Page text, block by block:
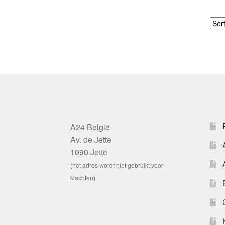
A24 België
Av. de Jette
1090 Jette
(het adres wordt niet gebruikt voor
klachten)